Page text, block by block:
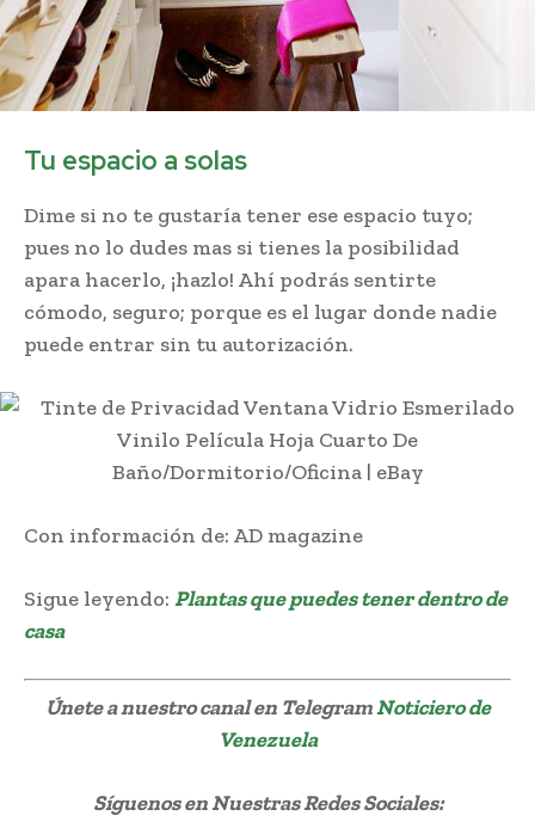
Tu espacio a solas
Dime si no te gustaría tener ese espacio tuyo;
pues no lo dudes mas si tienes la posibilidad
apara hacerlo, ¡hazlo! Ahí podrás sentirte
cómodo, seguro; porque es el lugar donde nadie
puede entrar sin tu autorización.
Con información de: AD magazine
Sigue leyendo: Plantas que puedes tener dentro de
casa
Únete a nuestro canal en TelegramNoticiero de
Venezuela
Síguenosen Nuestras Redes Sociales: